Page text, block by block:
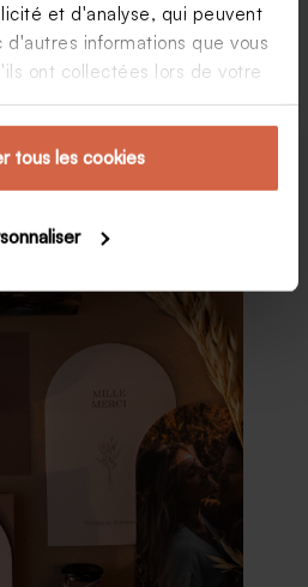
et d'analyse, qui peuvent
informations que vous
ont collectées lors de votre
tous les cookies
mariage : 10 idées originales
: est-ce possible ?
petit budget : nos astuces